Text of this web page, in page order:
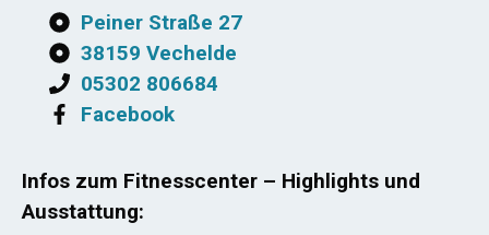
Peiner Straße 27
38159 Vechelde
05302 806684
Facebook
Infos zum Fitnesscenter – Highlights und
Ausstattung: